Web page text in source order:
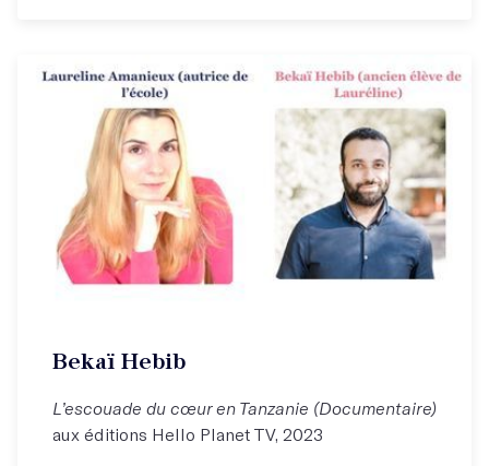
Bekaï Hebib
L’escouade du cœur en Tanzanie (Documentaire)
aux éditions Hello Planet TV, 2023